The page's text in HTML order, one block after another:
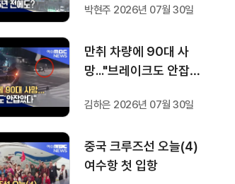
박현주 2026년 07월 30일
만취 차량에 90대 사
망..."브레이크도 안잡았
김하은 2026년 07월 30일
중국 크루즈선 오늘(4)
여수항 첫 입항